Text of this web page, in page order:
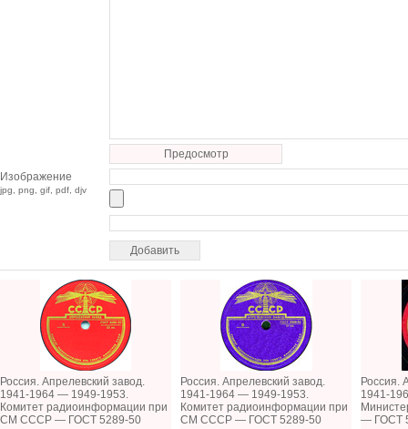
Предосмотр
Изображение
jpg, png, gif, pdf, djv
Россия. Апрелевский завод.
1941-1964 — 1949-1953.
Комитет радиоинформации при
СМ СССР — ГОСТ 5289-50
Россия. Апрелевский завод.
1941-1964 — 1949-1953.
Комитет радиоинформации при
СМ СССР — ГОСТ 5289-50
Россия.
1941-
— ГОСТ